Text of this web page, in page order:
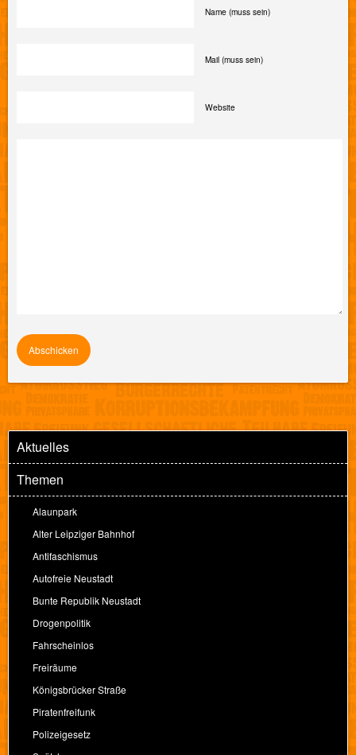
Name (muss sein)
Mail (muss sein)
Website
Aktuelles
Themen
Alaunpark
Alter Leipziger Bahnhof
Antifaschismus
Autofreie Neustadt
Bunte Republik Neustadt
Drogenpolitik
Fahrscheinlos
Freiräume
Königsbrücker Straße
Piratenfreifunk
Polizeigesetz